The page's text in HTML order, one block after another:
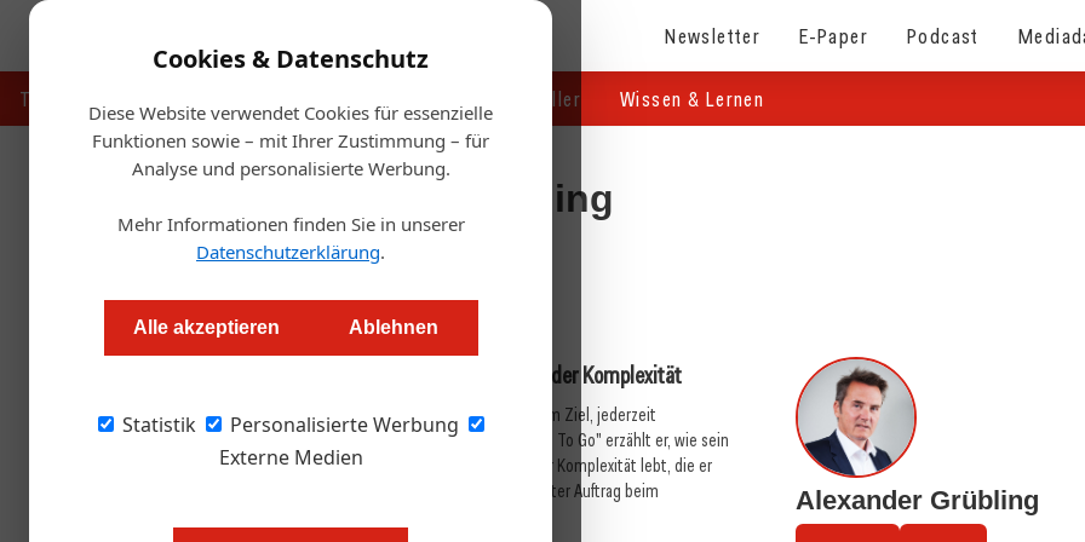
Cookies & Datenschutz
Diese Website verwendet Cookies für essenzielle
Funktionen sowie – mit Ihrer Zustimmung – für
Analyse und personalisierte Werbung.
Mehr Informationen finden Sie in unserer
Datenschutzerklärung.
Alle akzeptieren Ablehnen
Statistik
Personalisierte Werbung
Externe Medien
Newsletter E-Paper Podcast
Touristik Handel & Hersteller Wissen & Lernen
Artikel von Alexander Grübling
30. Juli 2026
Tourismus-Maschine
23. Juli 2026
Neues EU-Recht gegen
Greenwashing: Was Sie jetzt wissen
müssen
Gastronomie
02. Juli 2026
Impacts Catering: Das Geschäft mit der Komplexität
Christian Chytil begann seine Laufbahn mit dem Ziel, jederzeit
aussteigen zu können. Im Podcast „Tourismus To Go" erzählt er, wie sein
Catering-Unternehmen heute von genau jener Komplexität lebt, die er
einst vermeiden wollte - wie sein bislang größter Auftrag beim
Alexander Grübling